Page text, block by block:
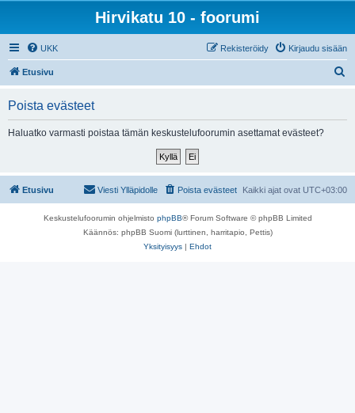
Hirvikatu 10 - foorumi
UKK Kirjaudu sisään
Rekisteröidy
Etusivu
Poista evästeet
Haluatko varmasti poistaa tämän keskustelufoorumin asettamat evästeet?
Etusivu Kaikki ajat ovat UTC+03:00
Poista evästeet
Viesti Ylläpidolle
Keskustelufoorumin ohjelmisto phpBB® Forum Software © phpBB Limited
Käännös: phpBB Suomi (lurttinen, harritapio, Pettis)
Yksityisyys | Ehdot